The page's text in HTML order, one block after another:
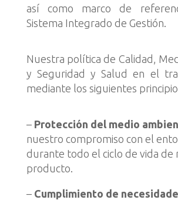
así como marco de
Sistema Integrado de Gestión.
Nuestra política de Calidad,
y Seguridad y Salud en el
mediante los siguientes
– Protección del medio
nuestro compromiso con el
durante todo el ciclo de vida de
producto.
– Cumplimiento de